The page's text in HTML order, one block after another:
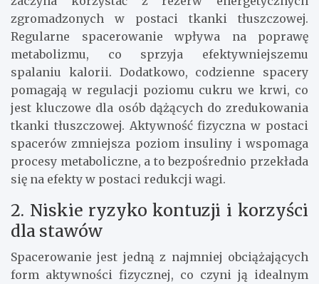
zgromadzonych w postaci tkanki tłuszczowej.
Regularne spacerowanie wpływa na poprawę
metabolizmu, co sprzyja efektywniejszemu
spalaniu kalorii. Dodatkowo, codzienne spacery
pomagają w regulacji poziomu cukru we krwi, co
jest kluczowe dla osób dążących do zredukowania
tkanki tłuszczowej. Aktywność fizyczna w postaci
spacerów zmniejsza poziom insuliny i wspomaga
procesy metaboliczne, a to bezpośrednio przekłada
się na efekty w postaci redukcji wagi.
2. Niskie ryzyko kontuzji i korzyści
dla stawów
Spacerowanie jest jedną z najmniej obciążających
form aktywności fizycznej, co czyni ją idealnym